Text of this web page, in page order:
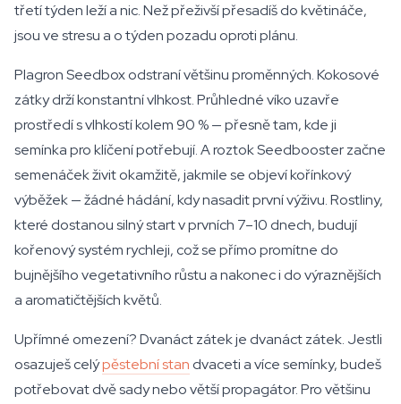
třetí týden leží a nic. Než přeživší přesadíš do květináče,
jsou ve stresu a o týden pozadu oproti plánu.
Plagron Seedbox odstraní většinu proměnných. Kokosové
zátky drží konstantní vlhkost. Průhledné víko uzavře
prostředí s vlhkostí kolem 90 % — přesně tam, kde ji
semínka pro klíčení potřebují. A roztok Seedbooster začne
semenáček živit okamžitě, jakmile se objeví kořínkový
výběžek — žádné hádání, kdy nasadit první výživu. Rostliny,
které dostanou silný start v prvních 7–10 dnech, budují
kořenový systém rychleji, což se přímo promítne do
bujnějšího vegetativního růstu a nakonec i do výraznějších
a aromatičtějších květů.
Upřímné omezení? Dvanáct zátek je dvanáct zátek. Jestli
osazuješ celýpěstební stan dvaceti a více semínky, budeš
potřebovat dvě sady nebo větší propagátor. Pro většinu